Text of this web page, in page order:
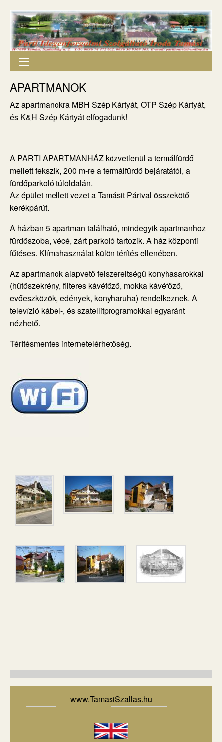
APARTMANOK
Az apartmanokra MBH Szép Kártyát, OTP Szép Kártyát,
és K&H Szép Kártyát elfogadunk!
A PARTI APARTMANHÁZ közvetlenül a termálfürdő
mellett fekszik, 200 m-re a termálfürdő bejáratától, a
fürdőparkoló túloldalán.
Az épület mellett vezet a Tamásit Párival összekötő
kerékpárút.
A házban 5 apartman található, mindegyik apartmanhoz
fürdőszoba, vécé, zárt parkoló tartozik. A ház központi
fűtéses. Klímahasználat külön térítés ellenében.
Az apartmanok alapvető felszereltségű konyhasarokkal
(hűtőszekrény, filteres kávéfőző, mokka kávéfőző,
evőeszközök, edények, konyharuha) rendelkeznek. A
televízió kábel-, és szatellitprogramokkal egyaránt
nézhető.
Térítésmentes internetelérhetőség.
www.TamasiSzallas.hu